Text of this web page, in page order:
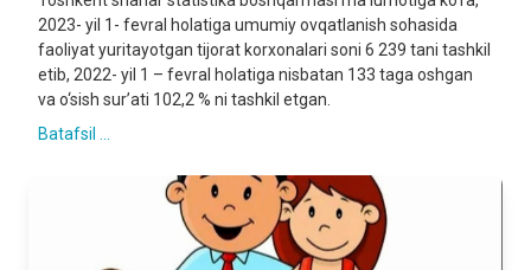
2023- yil 1- fevral holatiga umumiy ovqatlanish sohasida
faoliyat yuritayotgan tijorat korxonalari soni 6 239 tani tashkil
etib, 2022- yil 1 – fevral holatiga nisbatan 133 taga oshgan
va o‘sish sur’ati 102,2 % ni tashkil etgan.
Batafsil ...